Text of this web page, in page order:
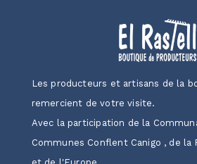
Les producteurs et artisans de la
remercient de votre visite.
Avec la participation de la
Communes Conflent Canigo , de la